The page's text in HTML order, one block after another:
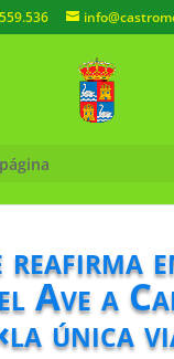
reafirma
Ave a
única